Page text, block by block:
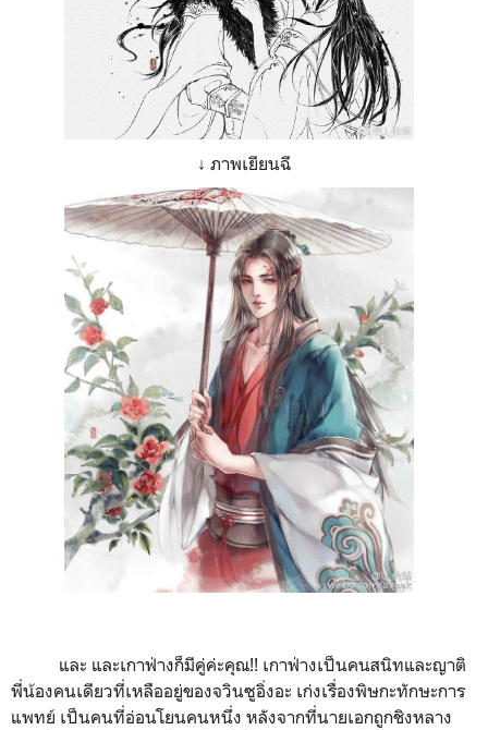
↓ ภาพเยียนฉี
และ และเกาฟ่างก็มีคู่ค่ะคุณ!! เกาฟ่างเป็นคนสนิทและญาติ
พี่น้องคนเดียวที่เหลืออยู่ของจวินซูอิ่งอะ เก่งเรื่องพิษกะทักษะการ
แพทย์ เป็นคนที่อ่อนโยนคนหนึ่ง หลังจากที่นายเอกถูกชิงหลาง